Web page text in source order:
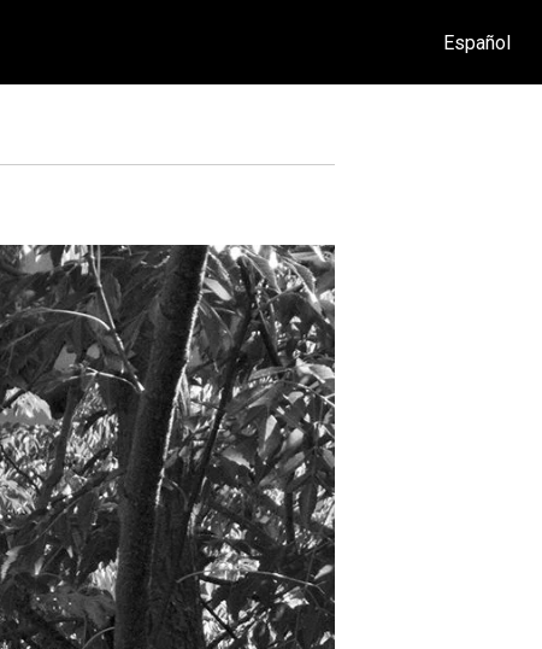
Español